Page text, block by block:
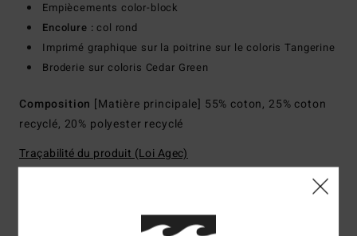
Empiècements color-block
Encolure :col rond
Imprimé graphique sur la poitrine sur le coloris Tangerine
Broderie sur coloris Cedar Green
Composition [Matière principale] 55% coton, 25% coton
recyclé, 20% polyester recyclé
Traçabilité du produit (Loi Agec)
Livraison & Retours